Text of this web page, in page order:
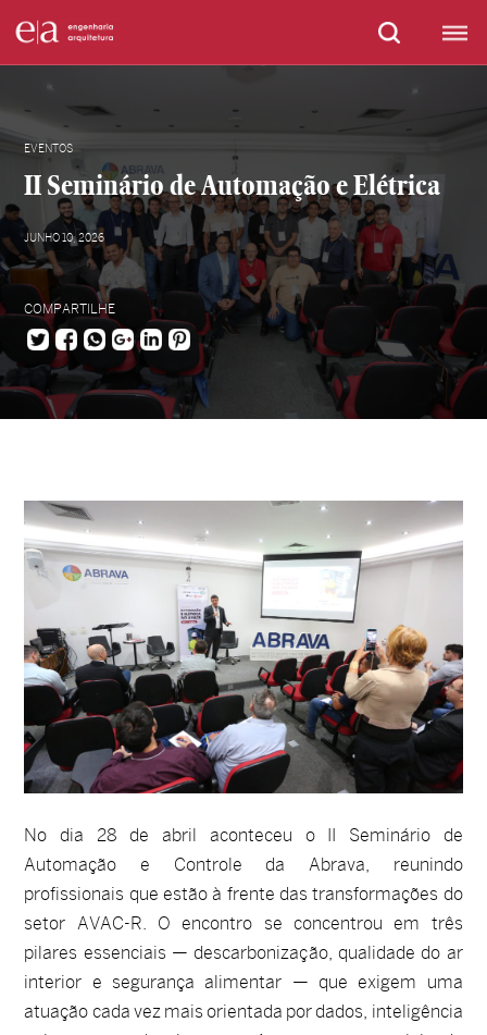
EVENTOS
II Seminário de Automação e Elétrica
JUNHO 10, 2026
COMPARTILHE
No dia 28 de abril aconteceu o II Seminário de
Automação e Controle da Abrava, reunindo
profissionais que estão à frente das transformações do
setor AVAC-R. O encontro se concentrou em três
pilares essenciais — descarbonização, qualidade do ar
interior e segurança alimentar — que exigem uma
atuação cada vez mais orientada por dados, inteligência